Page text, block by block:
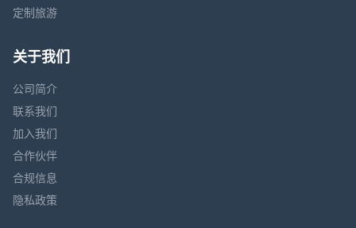
定制旅游
关于我们
公司简介
联系我们
加入我们
合作伙伴
合规信息
隐私政策